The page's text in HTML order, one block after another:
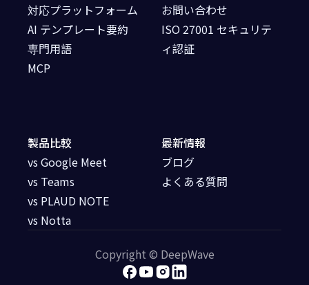
対応プラットフォーム
AI テンプレート要約
専門用語
MCP
最新情報
ブログ
よくある質問
製品比較
vs Google Meet
vs Teams
vs PLAUD NOTE
vs Notta
お問い合わせ
ISO 27001 セキュリテ
ィ認証
Copyright © DeepWave